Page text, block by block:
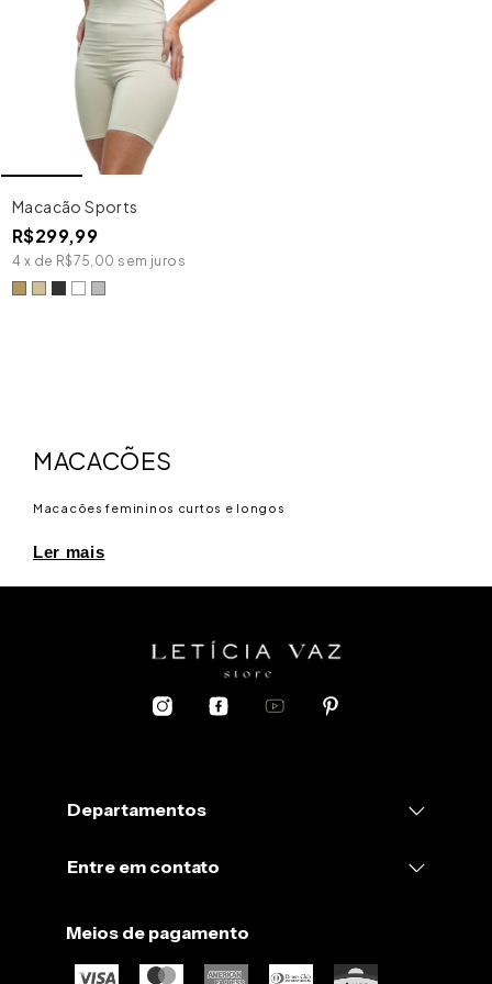
Macacão Sports
R$299,99
4 x de R$75,00 sem juros
MACACÕES
Macacões femininos curtos e longos
Ler mais
Departamentos
Entre em contato
Meios de pagamento